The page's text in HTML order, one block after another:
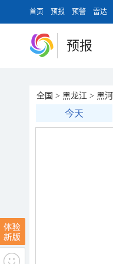
首页 预报 预警 雷达
预报
全国 > 黑龙江 > 黑河
今天